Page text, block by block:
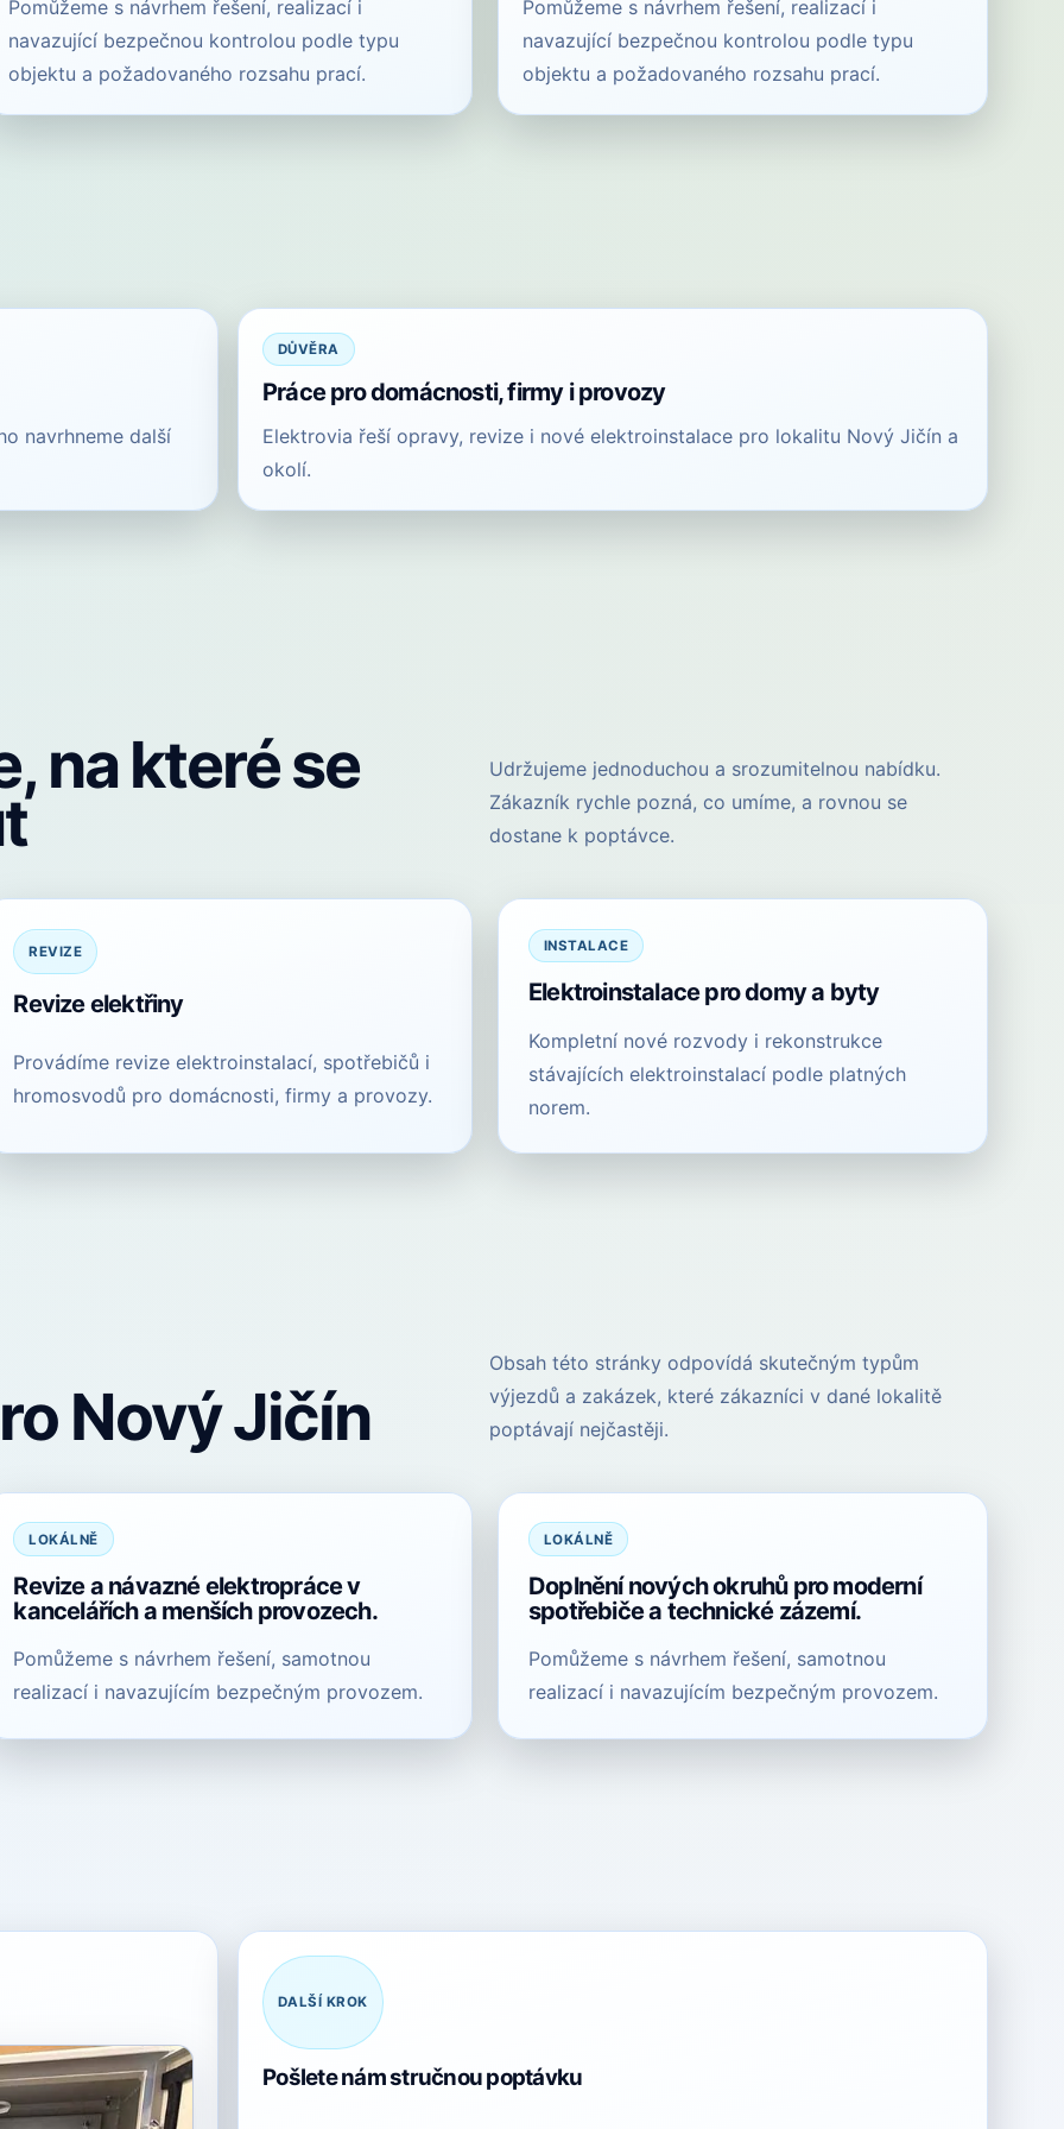
Pomůžeme s návrhem řešení, realizací i
navazující bezpečnou kontrolou podle typu
objektu a požadovaného rozsahu prací.
Pomůžeme s návrhem řešení, realizací i
navazující bezpečnou kontrolou podle typu
objektu a požadovaného rozsahu prací.
navrhneme další
DŮVĚRA
Práce pro domácnosti, firmy i provozy
Elektrovia řeší opravy, revize i nové elektroinstalace pro lokalitu Nový Jičín a
okolí.
na které se
Udržujeme jednoduchou a srozumitelnou nabídku.
Zákazník rychle pozná, co umíme, a rovnou se
dostane k poptávce.
REVIZE
Revize elektřiny
Provádíme revize elektroinstalací, spotřebičů i
hromosvodů pro domácnosti, firmy a provozy.
INSTALACE
Elektroinstalace pro domy a byty
Kompletní nové rozvody i rekonstrukce
stávajících elektroinstalací podle platných
norem.
Nový Jičín
Obsah této stránky odpovídá skutečným typům
výjezdů a zakázek, které zákazníci v dané lokalitě
poptávají nejčastěji.
LOKÁLNĚ
Revize a návazné elektropráce v
kancelářích a menších provozech.
Pomůžeme s návrhem řešení, samotnou
realizací i navazujícím bezpečným provozem.
LOKÁLNĚ
Doplnění nových okruhů pro moderní
spotřebiče a technické zázemí.
Pomůžeme s návrhem řešení, samotnou
realizací i navazujícím bezpečným provozem.
DALŠÍ KROK
Pošlete nám stručnou poptávku